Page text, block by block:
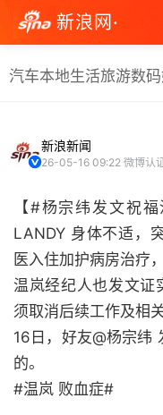
新浪网·
汽车本地生活旅游数码
新浪新闻
26-05-16 09:22 微博认
【#杨宗纬发文祝
LANDY 身体不适，
医入住加护病房治疗
温岚经纪人也发文证
须取消后续工作及相关
16日，好友@杨宗纬
的。
#温岚 败血症# ​